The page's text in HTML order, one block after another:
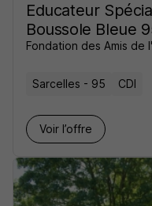
Educateur
Boussole Bleue
Fondation des Amis de
Sarcelles - 95 CDI
Voir l’offre